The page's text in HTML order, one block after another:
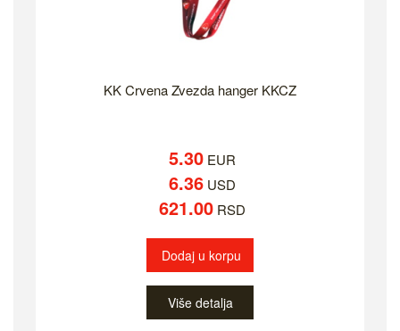
KK Crvena Zvezda hanger KKCZ
5.30 EUR
6.36 USD
621.00 RSD
Dodaj u korpu
Više detalja